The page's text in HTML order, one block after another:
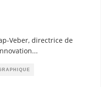
Veber, directrice de
...